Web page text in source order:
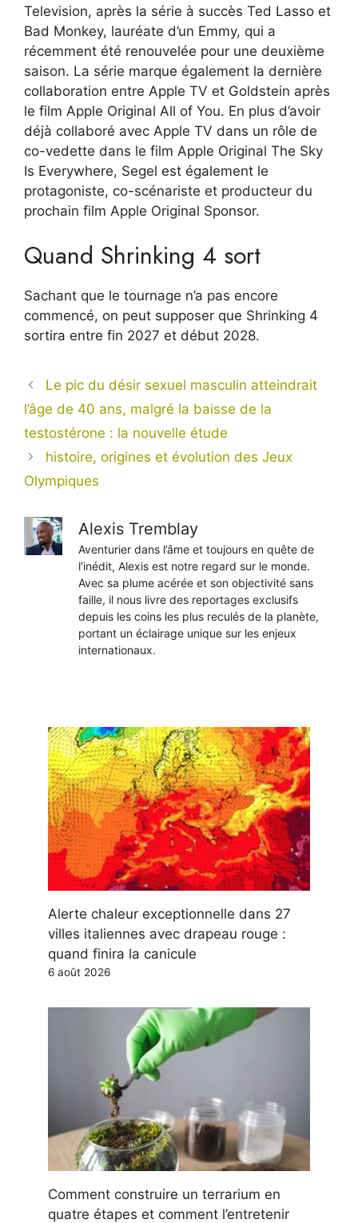
Television, après la série à succès Ted Lasso et
Bad Monkey, lauréate d’un Emmy, qui a
récemment été renouvelée pour une deuxième
saison. La série marque également la dernière
collaboration entre Apple TV et Goldstein après
le film Apple Original All of You. En plus d’avoir
déjà collaboré avec Apple TV dans un rôle de
co-vedette dans le film Apple Original The Sky
Is Everywhere, Segel est également le
protagoniste, co-scénariste et producteur du
prochain film Apple Original Sponsor.
Quand Shrinking 4 sort
Sachant que le tournage n’a pas encore
commencé, on peut supposer que Shrinking 4
sortira entre fin 2027 et début 2028.
Le pic du désir sexuel masculin atteindrait
l’âge de 40 ans, malgré la baisse de la
testostérone : la nouvelle étude
histoire, origines et évolution des Jeux
Olympiques
Alexis Tremblay
Aventurier dans l’âme et toujours en quête de
l’inédit, Alexis est notre regard sur le monde.
Avec sa plume acérée et son objectivité sans
faille, il nous livre des reportages exclusifs
depuis les coins les plus reculés de la planète,
portant un éclairage unique sur les enjeux
internationaux.
Alerte chaleur exceptionnelle dans 27
villes italiennes avec drapeau rouge :
quand finira la canicule
6 août 2026
Comment construire un terrarium en
quatre étapes et comment l’entretenir